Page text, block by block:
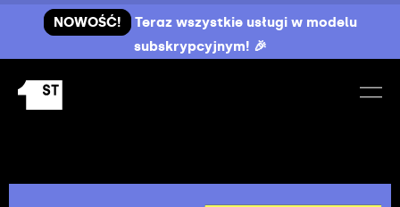
NOWOŚĆ!
Teraz wszystkie usługi w modelu
subskrypcyjnym! 🎉